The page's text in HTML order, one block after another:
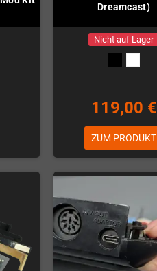
Dreamcast)
Nicht auf Lager
119,00 €
ZUM PRODUKT